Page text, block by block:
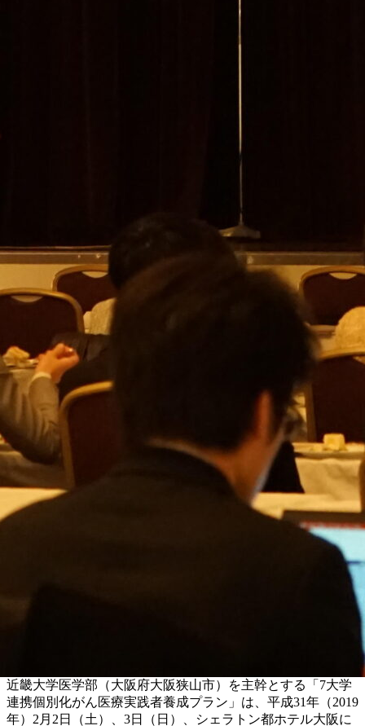
近畿大学医学部（大阪府大阪狭山市）を主幹とする「7大学
連携個別化がん医療実践者養成プラン」は、平成31年（2019
年）2月2日（土）、3日（日）、シェラトン都ホテル大阪に